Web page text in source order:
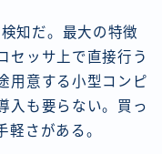
知だ。最大の特徴
セッサ上で直接行う
用意する小型コンピ
入も要らない。買っ
軽さがある。